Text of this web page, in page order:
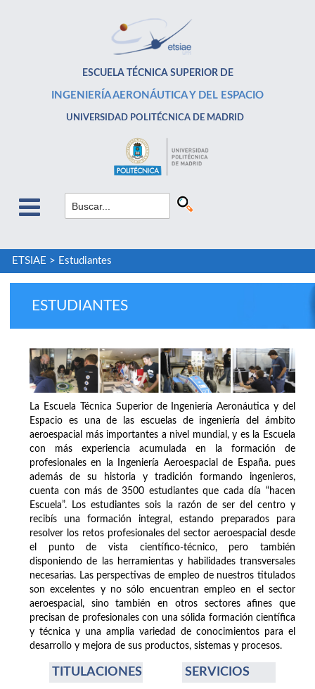
ESCUELA TÉCNICA SUPERIOR DE
INGENIERÍA AERONÁUTICA Y DEL ESPACIO
UNIVERSIDAD POLITÉCNICA DE MADRID
ETSIAE > Estudiantes
ESTUDIANTES
La Escuela Técnica Superior de Ingeniería Aeronáutica y del
Espacio es una de las escuelas de ingeniería del ámbito
aeroespacial más importantes a nivel mundial, y es la Escuela
con más experiencia acumulada en la formación de
profesionales en la Ingeniería Aeroespacial de España. pues
además de su historia y tradición formando ingenieros,
cuenta con más de 3500 estudiantes que cada día “hacen
Escuela”. Los estudiantes sois la razón de ser del centro y
recibís una formación integral, estando preparados para
resolver los retos profesionales del sector aeroespacial desde
el punto de vista científico-técnico, pero también
disponiendo de las herramientas y habilidades transversales
necesarias. Las perspectivas de empleo de nuestros titulados
son excelentes y no sólo encuentran empleo en el sector
aeroespacial, sino también en otros sectores afines que
precisan de profesionales con una sólida formación científica
y técnica y una amplia variedad de conocimientos para el
desarrollo y mejora de sus productos, sistemas y procesos.
TITULACIONES SERVICIOS